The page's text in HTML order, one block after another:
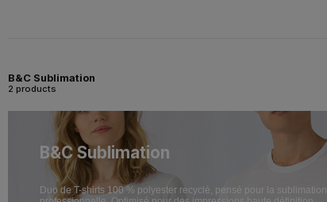
B&C Sublimation
2 products
B&C Sublimation
Duo de T-shirts 100 % polyester recyclé, pensé pour la sublimation